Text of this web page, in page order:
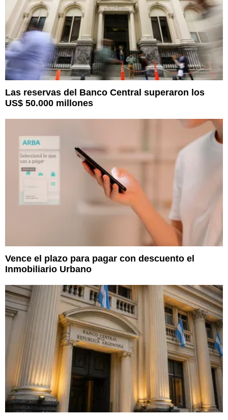
Las reservas del Banco Central superaron los
US$ 50.000 millones
Vence el plazo para pagar con descuento el
Inmobiliario Urbano